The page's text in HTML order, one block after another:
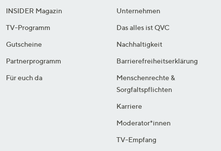
INSIDER Magazin
TV-Programm
Gutscheine
Partnerprogramm
Für euch da
Unternehmen
Das alles ist QVC
Nachhaltigkeit
Barrierefreiheitserklärung
Menschenrechte &
Sorgfaltspflichten
Karriere
Moderator*innen
TV-Empfang